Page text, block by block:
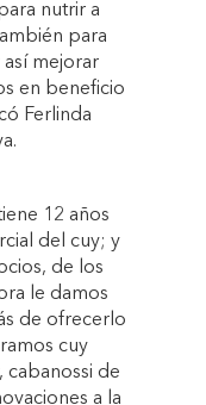
nutrir a
para
mejorar
en beneficio
Ferlinda
12 años
del cuy; y
de los
le damos
de ofrecerlo
cuy
cabanossi de
a la